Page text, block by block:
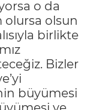
o da
olursa olsun
birlikte
Bizler
büyümesi